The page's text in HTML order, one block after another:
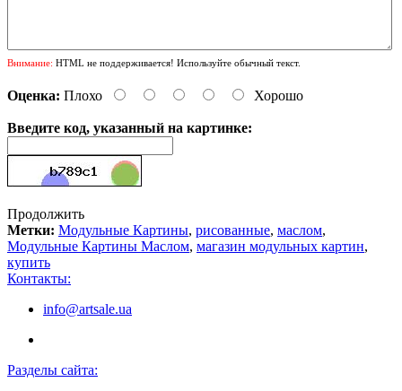
Внимание: HTML не поддерживается! Используйте обычный текст.
Оценка: Плохо Хорошо
Введите код, указанный на картинке:
Продолжить
Метки: Модульные Картины, рисованные, маслом,
Модульные Картины Маслом, магазин модульных картин,
купить
Контакты:
info@artsale.ua
Разделы сайта: